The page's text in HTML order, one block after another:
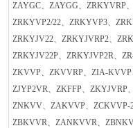
ZAYGC、ZAYGG、ZRKYVRP
ZRKYVP2/22、ZRKYVP3、
ZRKYJV22、ZRKYJVRP2、
ZRKYJV22P、ZRKYJVP2R、
ZKVVP、ZKVVRP、ZIA-
ZJYP2VR、ZKFFP、
ZNKVV、ZAKVVP、
ZBKVVR、ZANKVVR、